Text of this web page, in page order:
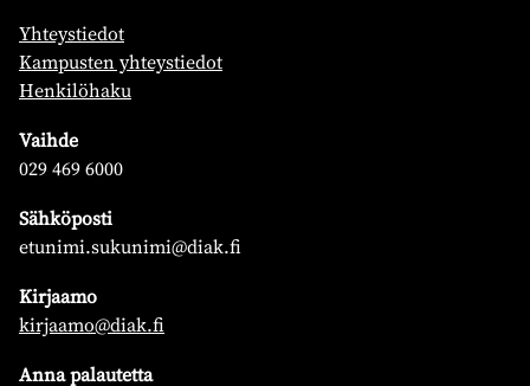
Yhteystiedot
Kampusten yhteystiedot
Henkilöhaku
Vaihde
029 469 6000
Sähköposti
etunimi.sukunimi@diak.fi
Kirjaamo
kirjaamo@diak.fi
Anna palautetta